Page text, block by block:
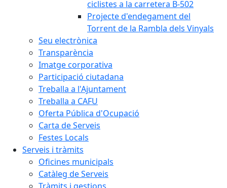
ciclistes a la carretera B-502
Projecte d'endegament del
Torrent de la Rambla dels Vinyals
Seu electrònica
Transparència
Imatge corporativa
Participació ciutadana
Treballa a l'Ajuntament
Treballa a CAFU
Oferta Pública d'Ocupació
Carta de Serveis
Festes Locals
Serveis i tràmits
Oficines municipals
Catàleg de Serveis